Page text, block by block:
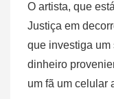
O artista, que
Justiça em
que investiga um
dinheiro
um fã um celular